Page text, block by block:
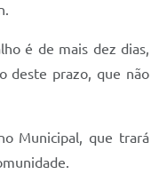
é de mais dez dias,
deste prazo, que não
Municipal, que trará